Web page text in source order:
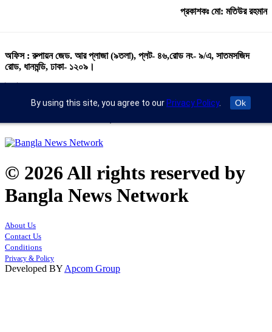
প্রকাশকঃ মো: মতিউর রহমান
অফিস : রুপায়ন জেড. আর প্লাজা (৯তলা), প্লট- ৪৬,রোড নং- ৯/এ, সাতমসজিদ
রোড, ধানমন্ডি, ঢাকা- ১২০৯।
banglanewsnetwork@gmail.com
© 2026 All rights reserved by
Bangla News Network
About Us
Contact Us
Conditions
Privacy & Policy
Developed BY Apcom Group
By using this site, you agree to our Privacy Policy. Ok